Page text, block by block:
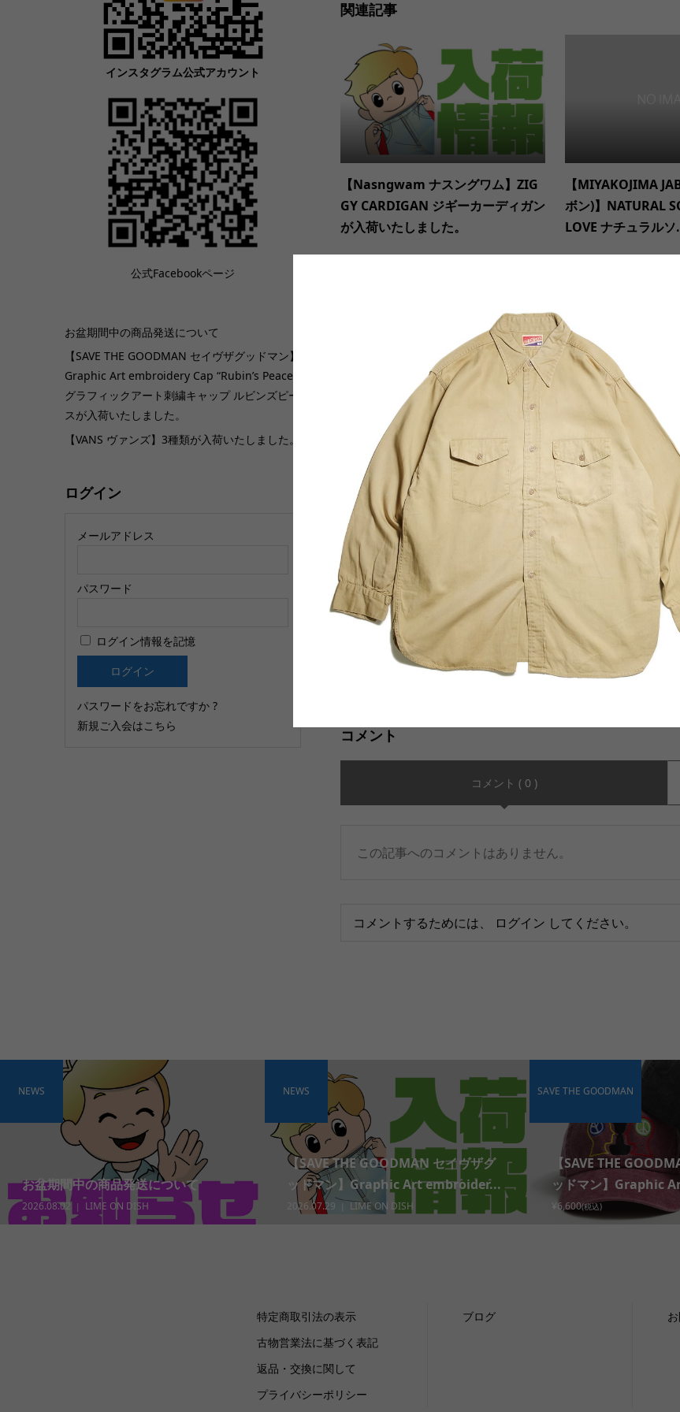
関連記事
【Nasngwam ナスングワム】ZIG
GY CARDIGAN ジギーカーディガン
が入荷いたしました。
【MIYAKOJIMA
ボン)】NATURAL
LOVE ナチュラルソ
【SPRAYWAY スプレーウェイ】MO
NSAL Jacket 2024MODEL モンサ
ルジャケット 2024年...
【MILITARY
ーデッドストッ
ial PAPER STORAG...
【INDIAN JEWELRY インディアン
ジュエリー】Navajo Stampwork
narrowbangle Ben Ta...
【MUSIC Tee ミュ
ー】EVOL-SONIC
エヴォル ソニック・
コメント
コメント ( 0 )
この記事へのコメントはありません。
コメントするためには、 ログイン してください。
インスタグラム公式アカウント
公式Facebookページ
お盆期間中の商品発送について
【SAVE THE GOODMAN セイヴザグッドマン】
Graphic Art embroidery Cap “Rubin’s Peace”
グラフィックアート刺繍キャップ ルビンズピー
スが入荷いたしました。
【VANS ヴァンズ】3種類が入荷いたしました。
ログイン
メールアドレス
パスワード
ログイン情報を記憶
パスワードをお忘れですか ?
新規ご入会はこちら
お盆期間中の商品発送について
2026.08.02 LIME ON DISH
NEWS
【SAVE THE GOODMAN セイヴザグ
ッドマン】Graphic Art embroider...
2026.07.29 LIME ON DISH
NEWS
【SAVE THE
ッドマン】Graphic
¥6,600(税込)
SAVE THE GOODMAN
特定商取引法の表示
古物営業法に基づく表記
返品・交換に関して
プライバシーポリシー
ブログ